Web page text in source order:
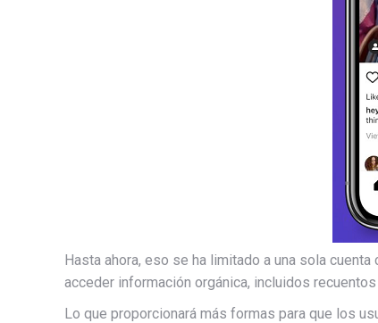
Hasta ahora, eso se ha limitado a una sola
acceder información orgánica, incluidos
Lo que proporcionará más formas para que los